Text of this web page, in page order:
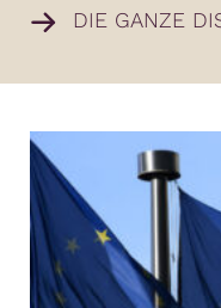
DIE GANZE